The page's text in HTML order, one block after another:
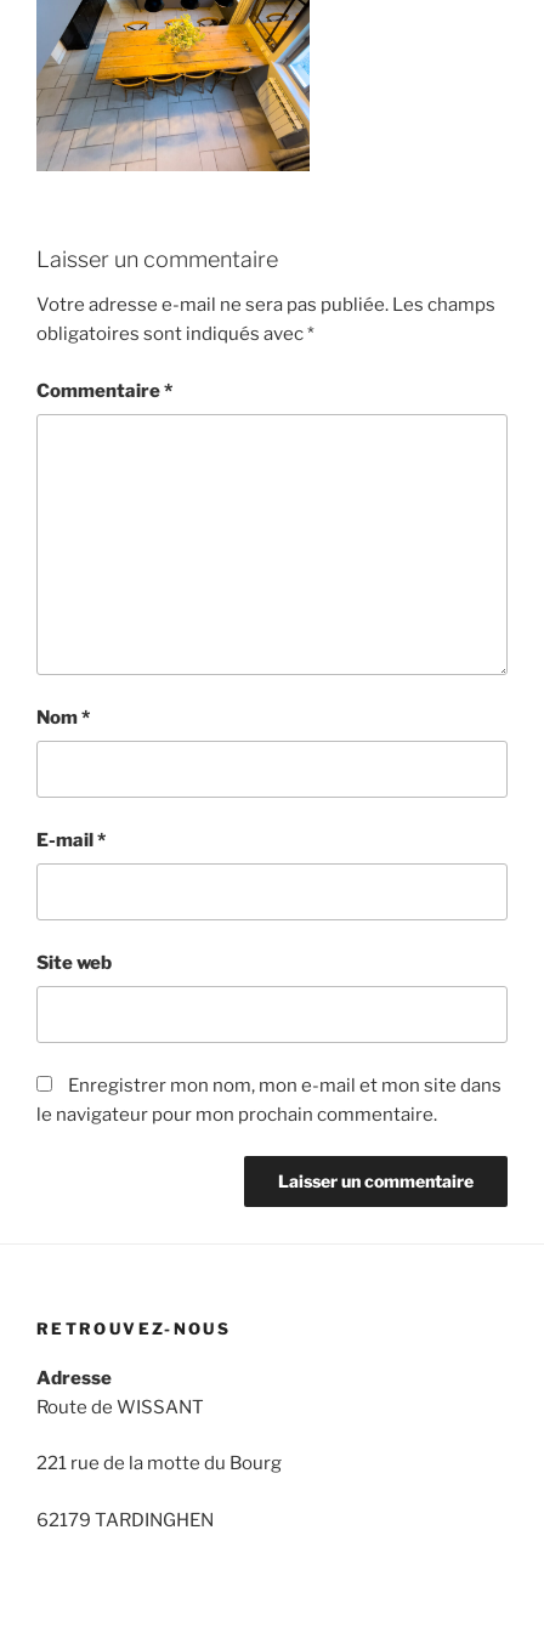
Laisser un commentaire
Votre adresse e-mail ne sera pas publiée. Les champs
obligatoires sont indiqués avec*
Commentaire*
Nom*
E-mail*
Site web
Enregistrer mon nom, mon e-mail et mon site dans
le navigateur pour mon prochain commentaire.
RETROUVEZ-NOUS
Adresse
Route de WISSANT
221 rue de la motte du Bourg
62179 TARDINGHEN